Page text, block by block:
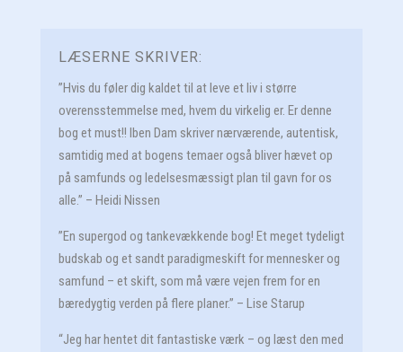
LÆSERNE SKRIVER:
”Hvis du føler dig kaldet til at leve et liv i større
overensstemmelse med, hvem du virkelig er. Er denne
bog et must!! Iben Dam skriver nærværende, autentisk,
samtidig med at bogens temaer også bliver hævet op
på samfunds og ledelsesmæssigt plan til gavn for os
alle.” – Heidi Nissen
”En supergod og tankevækkende bog! Et meget tydeligt
budskab og et sandt paradigmeskift for mennesker og
samfund – et skift, som må være vejen frem for en
bæredygtig verden på flere planer.” – Lise Starup
“Jeg har hentet dit fantastiske værk – og læst den med